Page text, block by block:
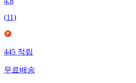
(11)
445 적립
무료배송